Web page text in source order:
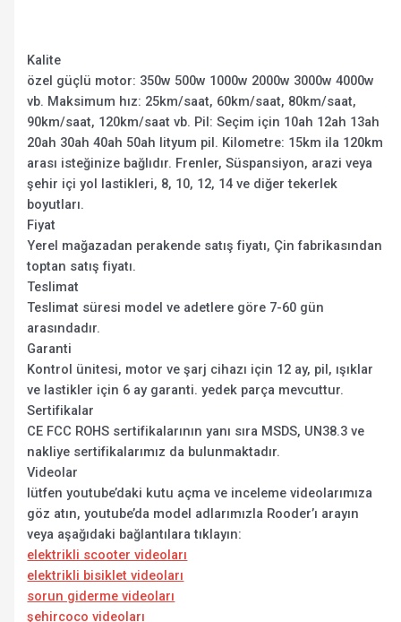
Kalite
özel güçlü motor: 350w 500w 1000w 2000w 3000w 4000w
vb. Maksimum hız: 25km/saat, 60km/saat, 80km/saat,
90km/saat, 120km/saat vb. Pil: Seçim için 10ah 12ah 13ah
20ah 30ah 40ah 50ah lityum pil. Kilometre: 15km ila 120km
arası isteğinize bağlıdır. Frenler, Süspansiyon, arazi veya
şehir içi yol lastikleri, 8, 10, 12, 14 ve diğer tekerlek
boyutları.
Fiyat
Yerel mağazadan perakende satış fiyatı, Çin fabrikasından
toptan satış fiyatı.
Teslimat
Teslimat süresi model ve adetlere göre 7-60 gün
arasındadır.
Garanti
Kontrol ünitesi, motor ve şarj cihazı için 12 ay, pil, ışıklar
ve lastikler için 6 ay garanti. yedek parça mevcuttur.
Sertifikalar
CE FCC ROHS sertifikalarının yanı sıra MSDS, UN38.3 ve
nakliye sertifikalarımız da bulunmaktadır.
Videolar
lütfen youtube’daki kutu açma ve inceleme videolarımıza
göz atın, youtube’da model adlarımızla Rooder’ı arayın
veya aşağıdaki bağlantılara tıklayın:
elektrikli scooter videoları
elektrikli bisiklet videoları
sorun giderme videoları
şehircoco videoları